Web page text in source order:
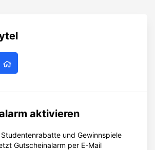
aktivieren
und Gewinnspiele
Gutscheinalarm per E-Mail